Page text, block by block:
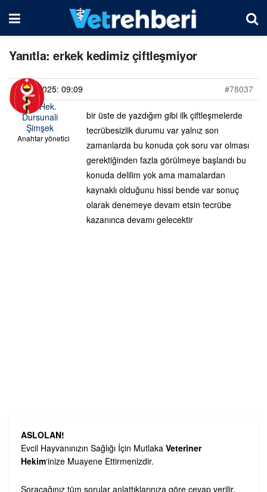
Yanıtla: erkek kedimiz çiftleşmiyor
05/03/2025: 09:09
#78037
Vet. Hek.
Dursunali
Şimşek
Anahtar yönetici
bir üste de yazdığım gibi ilk çiftleşmelerde
tecrübesizlik durumu var yalnız son
zamanlarda bu konuda çok soru var olması
gerektiğinden fazla görülmeye başlandı bu
konuda delilim yok ama mamalardan
kaynaklı olduğunu hissi bende var sonuç
olarak denemeye devam etsin tecrübe
kazanınca devamı gelecektir
ASLOLAN!
Evcil Hayvanınızın Sağlığı İçin Mutlaka Veteriner
Hekim‘inize Muayene Ettirmenizdir.
Soracağınız tüm sorular anlattıklarınıza göre cevap verilir.